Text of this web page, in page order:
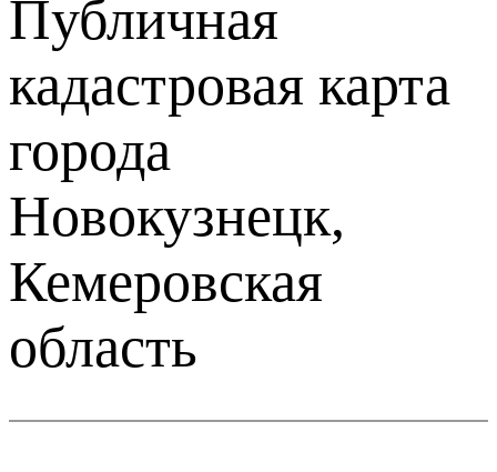
Публичная
кадастровая карта
города
Новокузнецк,
Кемеровская
область